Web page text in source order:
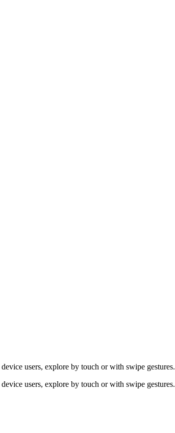
users, explore by touch or with swipe gestures.
users, explore by touch or with swipe gestures.